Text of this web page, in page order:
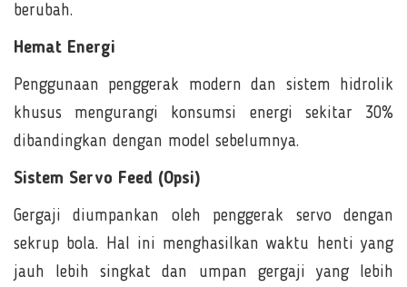
berubah.
Hemat Energi
Penggunaan penggerak modern dan sistem hidrolik
khusus mengurangi konsumsi energi sekitar 30%
dibandingkan dengan model sebelumnya.
Sistem Servo Feed (Opsi)
Gergaji diumpankan oleh penggerak servo dengan
sekrup bola. Hal ini menghasilkan waktu henti yang
jauh lebih singkat dan umpan gergaji yang lebih